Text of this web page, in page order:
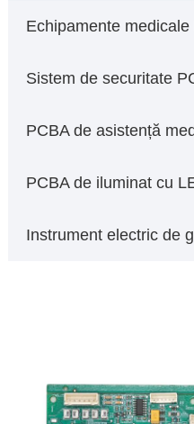
Echipamente medicale
Sistem de securitate
PCBA de asistență
PCBA de iluminat cu
Instrument electric de